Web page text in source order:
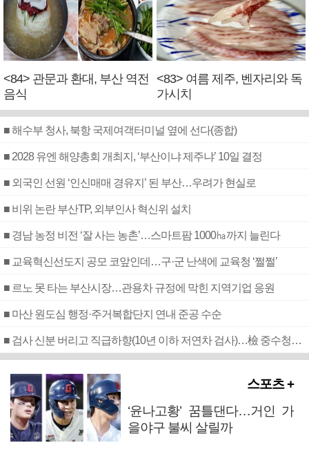
<84> 관문과 환대, 부산 역전
음식
<83> 여름 제주, 벤자리와 독
가시치
■ 해수부 청사, 북항 국제여객터미널 옆에 선다(종합)
■ 2028 유엔 해양총회 개최지, ‘부산이냐 제주냐’ 10일 결정
■ 외국인 선원 ‘인신매매 경유지’ 된 부산…우려가 현실로
■ 비위 논란 부산TP, 외부인사 혁신위 설치
■ 경남 농정 비전 ‘잘 사는 농촌’…스마트팜 1000㏊까지 늘린다
■ 교육혁신선도지 공모 코앞인데…구·군 난색에 교육청 ‘쩔쩔’
■ 르노 못 타는 부산시장…관용차 규정에 막힌 지역기업 응원
■ 마산 원도심 행정·주거복합단지 연내 준공 수순
■ 검사 신분 버리고 직급하향(10년 이하 저연차 검사)…檢 중수청행 기피
스포츠 +
‘윤나고황’ 꿈틀댄다…거인 가
을야구 불씨 살릴까